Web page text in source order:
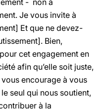
- non à
Je vous invite à
Et que ne devez-
Bien,
cet engagement en
afin qu’elle soit juste,
encourage à vous
seul qui nous soutient,
à la